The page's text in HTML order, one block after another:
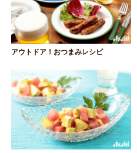
アウトドア！おつまみレシピ